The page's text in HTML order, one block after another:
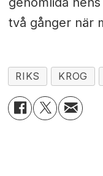
två gånger när
RIKS KROG